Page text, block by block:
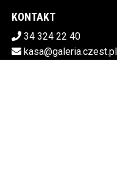
KONTAKT
34 324 22 40
kasa@galeria.czest.pl